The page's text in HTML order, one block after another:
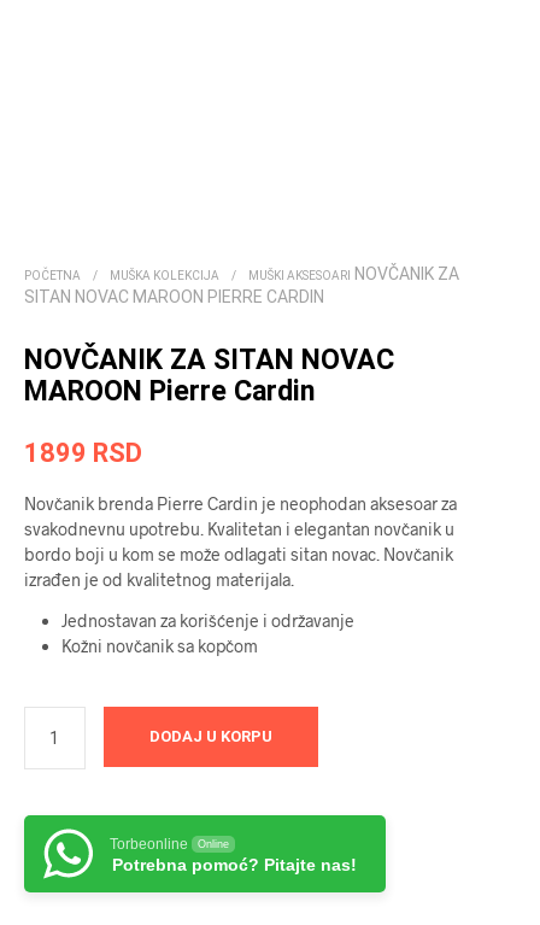
POČETNA / MUŠKA KOLEKCIJA / MUŠKI AKSESOARI
NOVČANIK ZA
SITAN NOVAC MAROON PIERRE CARDIN
NOVČANIK ZA SITAN NOVAC
MAROON Pierre Cardin
1899 RSD
Novčanik brenda Pierre Cardin je neophodan aksesoar za
svakodnevnu upotrebu. Kvalitetan i elegantan novčanik u
bordo boji u kom se može odlagati sitan novac. Novčanik
izrađen je od kvalitetnog materijala.
Jednostavan za korišćenje i održavanje
Kožni novčanik sa kopčom
DODAJ U KORPU
Torbeonline Online
Potrebna pomoć? Pitajte nas!